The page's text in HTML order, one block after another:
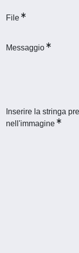
File
Messaggio
Inserire la stringa
nell'immagine